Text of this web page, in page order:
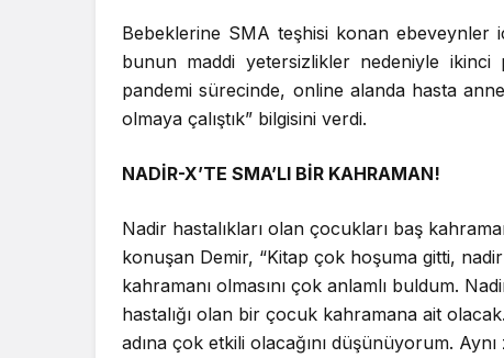
Bebeklerine SMA teşhisi konan
bunun maddi yetersizlikler nedeniyle ikinci
pandemi sürecinde, online alanda hasta
olmaya çalıştık” bilgisini verdi.
NADİR-X’TE SMA’LI BİR KAHRAMAN!
Nadir hastalıkları olan çocukları baş
konuşan Demir, “Kitap çok hoşuma gitti,
kahramanı olmasını çok anlamlı buldum.
hastalığı olan bir çocuk kahramana ait
adına çok etkili olacağını düşünüyorum. Aynı